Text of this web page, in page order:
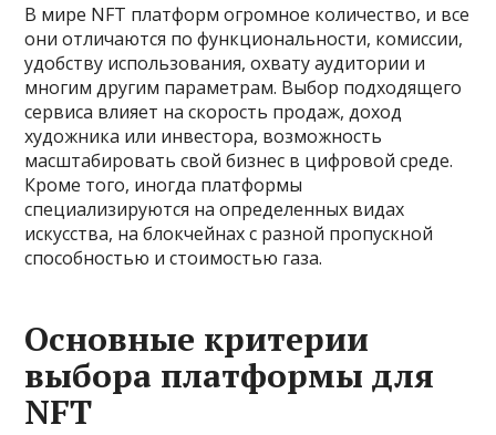
В мире NFT платформ огромное количество, и все
они отличаются по функциональности, комиссии,
удобству использования, охвату аудитории и
многим другим параметрам. Выбор подходящего
сервиса влияет на скорость продаж, доход
художника или инвестора, возможность
масштабировать свой бизнес в цифровой среде.
Кроме того, иногда платформы
специализируются на определенных видах
искусства, на блокчейнах с разной пропускной
способностью и стоимостью газа.
Основные критерии
выбора платформы для
NFT